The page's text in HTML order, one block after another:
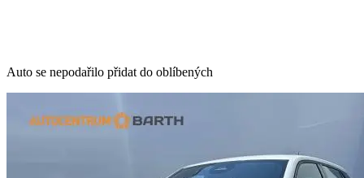
Auto se nepodařilo přidat do oblíbených